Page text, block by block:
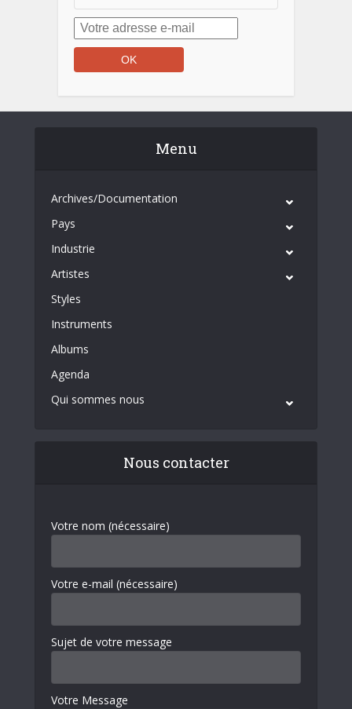
Menu
Archives/Documentation
Pays
Industrie
Artistes
Styles
Instruments
Albums
Agenda
Qui sommes nous
Nous contacter
Votre nom (nécessaire)
Votre e-mail (nécessaire)
Sujet de votre message
Votre Message